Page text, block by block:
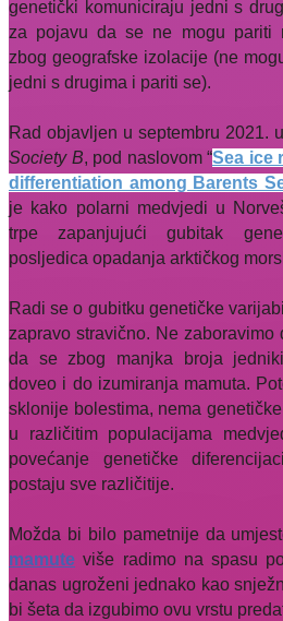
genetički komuniciraju jedni s
za pojavu da se ne mogu pariti
zbog geografske izolacije (ne
jedni s drugima i pariti se).
Rad objavljen u septembru 2021. u
Society B, pod naslovom “Sea ice
differentiation among Barents
je kako polarni medvjedi u
trpe zapanjujući gubitak
posljedica opadanja arktičkog
Radi se o gubitku genetičke
zapravo stravično. Ne
da se zbog manjka broja
doveo i do izumiranja mamuta.
sklonije bolestima, nema
u različitim populacijama
povećanje genetičke
postaju sve različitije.
Možda bi bilo pametnije da
mamute više radimo na spasu
danas ugroženi jednako kao
bi šeta da izgubimo ovu vrstu